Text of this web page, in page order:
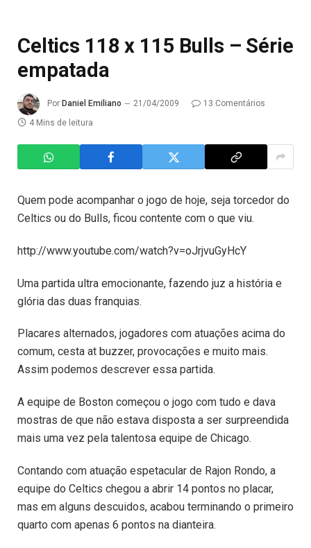
Celtics 118 x 115 Bulls – Série
empatada
Por Daniel Emiliano 21/04/2009
13 Comentários
4 Mins de leitura
Quem pode acompanhar o jogo de hoje, seja torcedor do
Celtics ou do Bulls, ficou contente com o que viu.
http://www.youtube.com/watch?v=oJrjvuGyHcY
Uma partida ultra emocionante, fazendo juz a história e
glória das duas franquias.
Placares alternados, jogadores com atuações acima do
comum, cesta at buzzer, provocações e muito mais.
Assim podemos descrever essa partida.
A equipe de Boston começou o jogo com tudo e dava
mostras de que não estava disposta a ser surpreendida
mais uma vez pela talentosa equipe de Chicago.
Contando com atuação espetacular de Rajon Rondo, a
equipe do Celtics chegou a abrir 14 pontos no placar,
mas em alguns descuidos, acabou terminando o primeiro
quarto com apenas 6 pontos na dianteira.